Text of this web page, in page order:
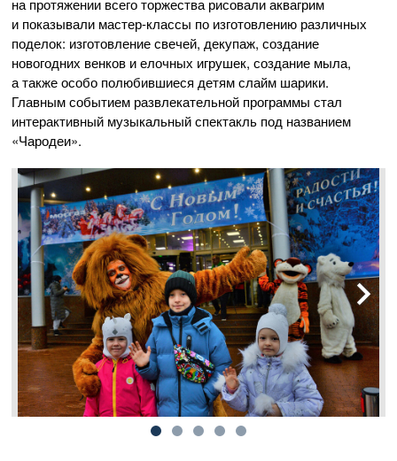
на протяжении всего торжества рисовали аквагрим
и показывали мастер-классы по изготовлению различных
поделок: изготовление свечей, декупаж, создание
новогодних венков и елочных игрушек, создание мыла,
а также особо полюбившиеся детям слайм шарики.
Главным событием развлекательной программы стал
интерактивный музыкальный спектакль под названием
«Чародеи».